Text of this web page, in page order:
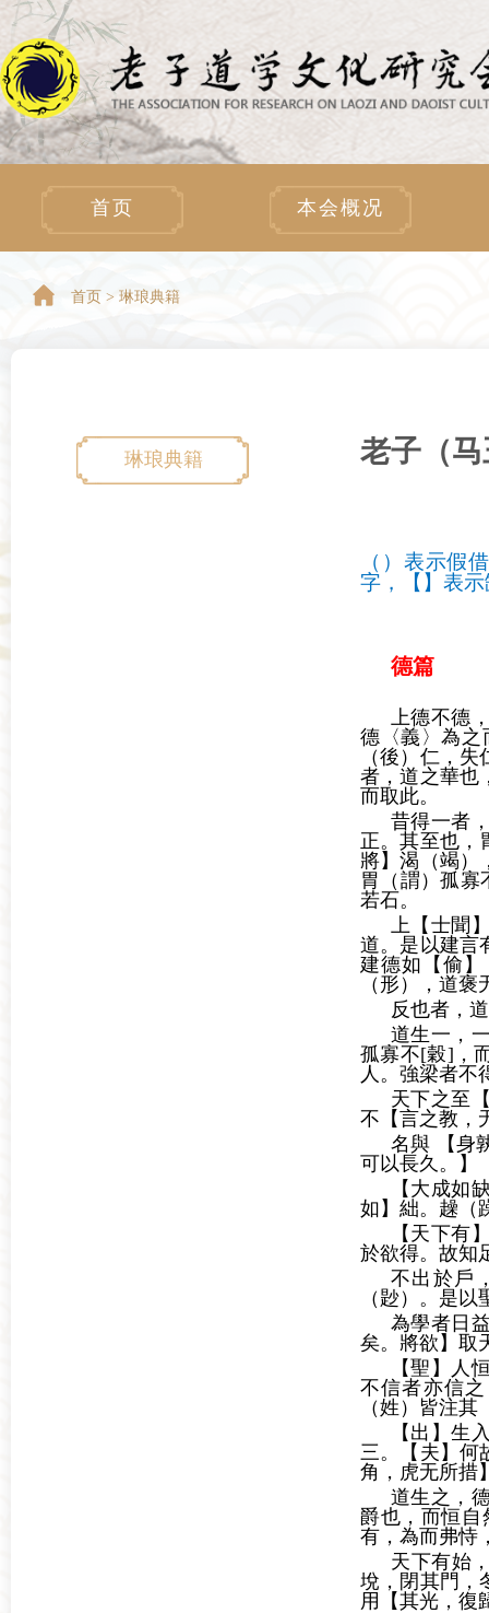
首页 本会概况
首页 > 琳琅典籍
琳琅典籍 老子（
（）表示假
字，【】表
德篇
上德不德
德〈義〉為之
（後）仁，
者，道之華也
而取此。
昔得一者
正。其至也，
將】渴（竭）
胃（謂）孤寡
若石。
上【士聞
道。是以建言
建德如【偷
（形），道
反也者，
道生一，
孤寡不[穀]，
人。強梁者不
天下之至
不【言之教，
名與 【身
可以長久。】
【大成如
如】絀。趮（
【天下有
於欲得。故知
不出於戶
（尟）。是
為學者日
矣。將欲】取
【聖】人
不信者亦信
（姓）皆注
【出】生
三。【夫】何
角，虎无所措
道生之，
爵也，而恒自
有，為而弗恃
天下有始
㙂，閉其門，
用【其光，復